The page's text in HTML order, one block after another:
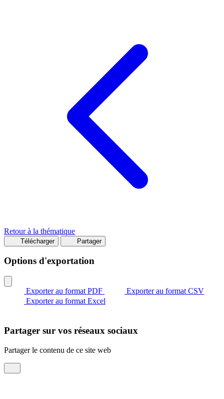
Retour à la thématique
Télécharger Partager
Options d'exportation
Exporter au format PDF
Exporter au format CSV
Exporter au format Excel
Partager sur vos réseaux sociaux
Partager le contenu de ce site web